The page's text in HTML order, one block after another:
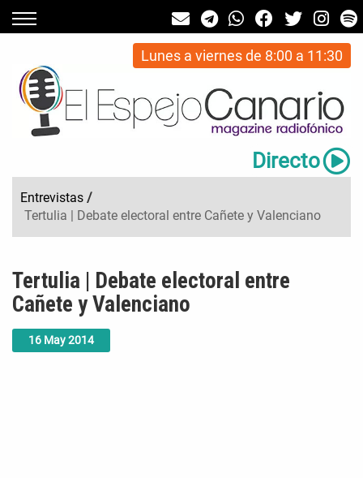
Lunes a viernes de 8:00 a 11:30
Directo
Entrevistas /
Tertulia | Debate electoral entre Cañete y Valenciano
16 May2014
Tertulia | Debate electoral entre
Cañete y Valenciano